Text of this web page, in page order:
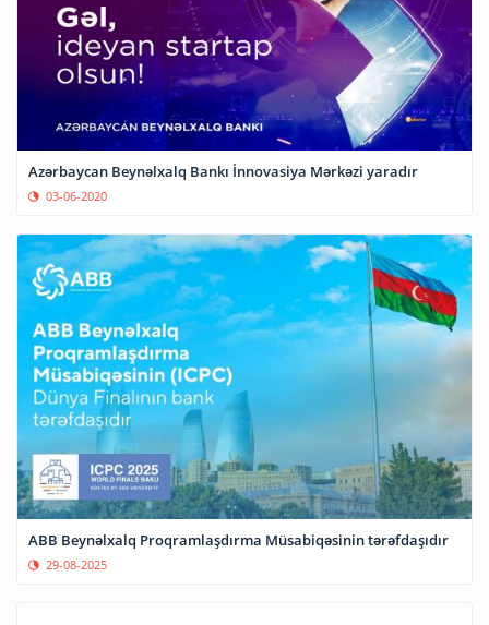
Azərbaycan Beynəlxalq Bankı İnnovasiya Mərkəzi yaradır
03-06-2020
ABB Beynəlxalq Proqramlaşdırma Müsabiqəsinin tərəfdaşıdır
29-08-2025